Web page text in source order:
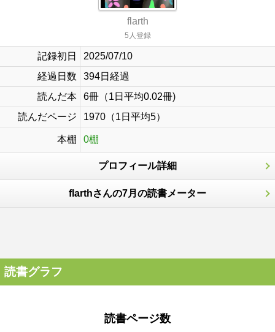
flarth
5人登録
記録初日
2025/07/10
経過日数
394日経過
読んだ本
6冊（1日平均0.02冊)
読んだページ
1970（1日平均5）
本棚 0棚
プロフィール詳細
flarthさんの7月の読書メーター
読書グラフ
読書ページ数